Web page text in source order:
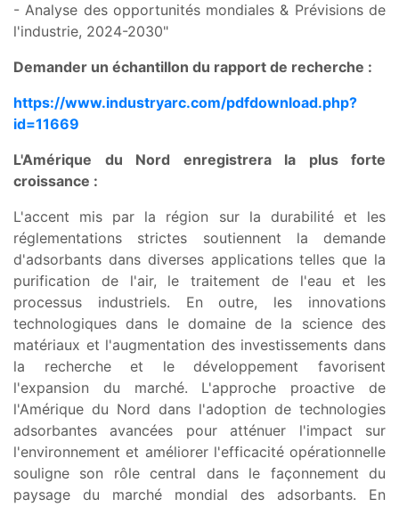
- Analyse des opportunités mondiales & Prévisions de
l'industrie, 2024-2030"
Demander un échantillon du rapport de recherche :
https://www.industryarc.com/pdfdownload.php?
id=11669
L'Amérique du Nord enregistrera la plus forte
croissance :
L'accent mis par la région sur la durabilité et les
réglementations strictes soutiennent la demande
d'adsorbants dans diverses applications telles que la
purification de l'air, le traitement de l'eau et les
processus industriels. En outre, les innovations
technologiques dans le domaine de la science des
matériaux et l'augmentation des investissements dans
la recherche et le développement favorisent
l'expansion du marché. L'approche proactive de
l'Amérique du Nord dans l'adoption de technologies
adsorbantes avancées pour atténuer l'impact sur
l'environnement et améliorer l'efficacité opérationnelle
souligne son rôle central dans le façonnement du
paysage du marché mondial des adsorbants. En